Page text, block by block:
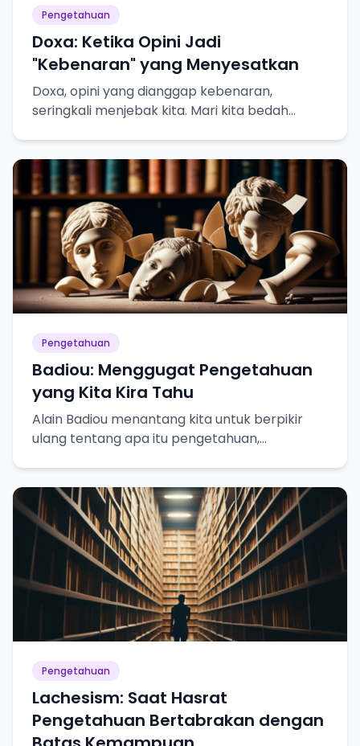
Pengetahuan
Doxa: Ketika Opini Jadi
"Kebenaran" yang Menyesatkan
Doxa, opini yang dianggap kebenaran,
seringkali menjebak kita. Mari kita bedah
Pengetahuan
Badiou: Menggugat Pengetahuan
yang Kita Kira Tahu
Alain Badiou menantang kita untuk berpikir
ulang tentang apa itu pengetahuan,
Pengetahuan
Lachesism: Saat Hasrat
Pengetahuan Bertabrakan dengan